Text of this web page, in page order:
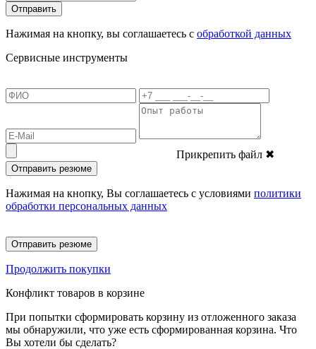
Отправить
Нажимая на кнопку, вы соглашаетесь с обработкой данных
Сервисные инструменты
Прикрепить файл ✖
Отправить резюме
Нажимая на кнопку, Вы соглашаетесь с условиями политики
обработки персональных данных
Отправить резюме
Продолжить покупки
Конфликт товаров в корзине
При попытки сформировать корзину из отложенного заказа
мы обнаружили, что уже есть сформированная корзина. Что
Вы хотели бы сделать?